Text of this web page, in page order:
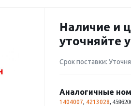
Наличие и
уточняйте
Срок поставки:
Аналогичные
1404007, 4213028,